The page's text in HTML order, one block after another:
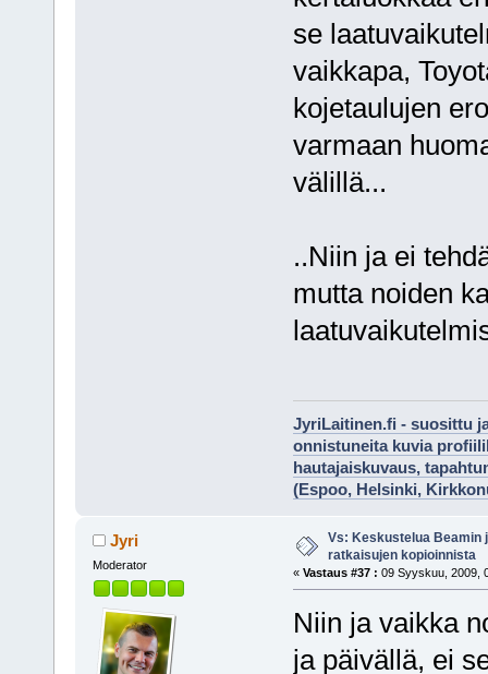
se
vaikkapa,
kojetaulujen
varmaan
välillä...
..Niin ja ei
mutta noiden
JyriLaitinen.fi - suosittu
onnistuneita kuvia
hautajaiskuvaus,
(Espoo, Helsinki,
Jyri
Moderator
Vs: Keskustelua Beamin
ratkaisujen kopioinnista
« Vastaus #37 : 09 Syyskuu, 2009,
Niin ja vaikka
ja päivällä, ei